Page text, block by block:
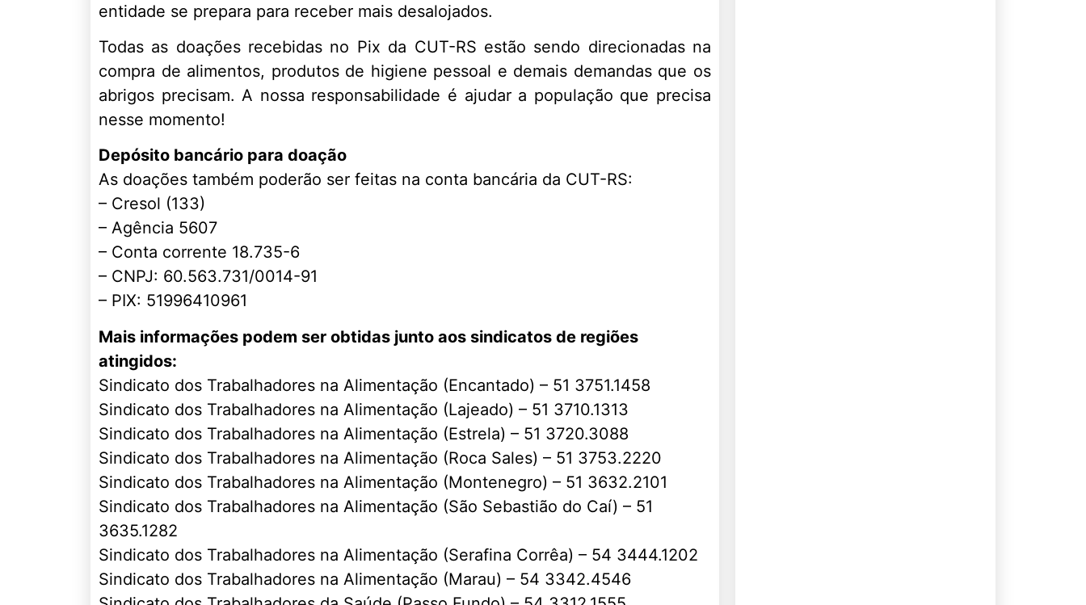
entidade se prepara para receber mais desalojados.
Todas as doações recebidas no Pix da CUT-RS estão sendo direcionadas na
compra de alimentos, produtos de higiene pessoal e demais demandas que os
abrigos precisam. A nossa responsabilidade é ajudar a população que precisa
nesse momento!
Depósito bancário para doação
As doações também poderão ser feitas na conta bancária da CUT-RS:
– Cresol (133)
– Agência 5607
– Conta corrente 18.735-6
– CNPJ: 60.563.731/0014-91
– PIX: 51996410961
Mais informações podem ser obtidas junto aos sindicatos de regiões
atingidos:
Sindicato dos Trabalhadores na Alimentação (Encantado) – 51 3751.1458
Sindicato dos Trabalhadores na Alimentação (Lajeado) – 51 3710.1313
Sindicato dos Trabalhadores na Alimentação (Estrela) – 51 3720.3088
Sindicato dos Trabalhadores na Alimentação (Roca Sales) – 51 3753.2220
Sindicato dos Trabalhadores na Alimentação (Montenegro) – 51 3632.2101
Sindicato dos Trabalhadores na Alimentação (São Sebastião do Caí) – 51
3635.1282
Sindicato dos Trabalhadores na Alimentação (Serafina Corrêa) – 54 3444.1202
Sindicato dos Trabalhadores na Alimentação (Marau) – 54 3342.4546